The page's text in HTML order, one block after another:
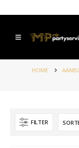
HOME
FILTER